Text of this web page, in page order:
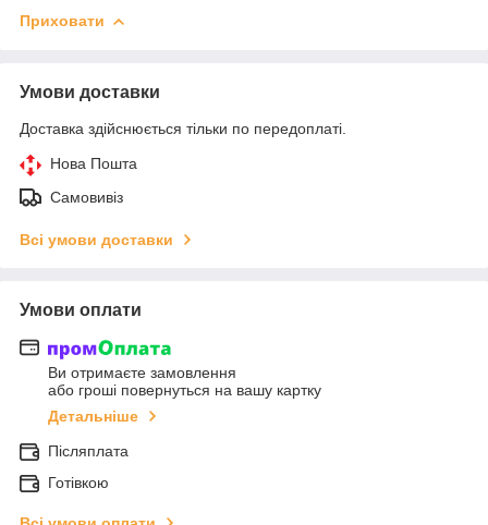
Приховати
Умови доставки
Доставка здійснюється тільки по передоплаті.
Нова Пошта
Самовивіз
Всі умови доставки
Умови оплати
Ви отримаєте замовлення
або гроші повернуться на вашу картку
Детальніше
Післяплата
Готівкою